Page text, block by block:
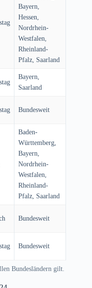
Bayern,
Hessen,
Nordrhein-
Westfalen,
Rheinland-
Pfalz, Saarland
Bayern,
Saarland
Bundesweit
Baden-
Württemberg,
Bayern,
Nordrhein-
Westfalen,
Rheinland-
Pfalz, Saarland
Bundesweit
Bundesweit
Bundesländern gilt.